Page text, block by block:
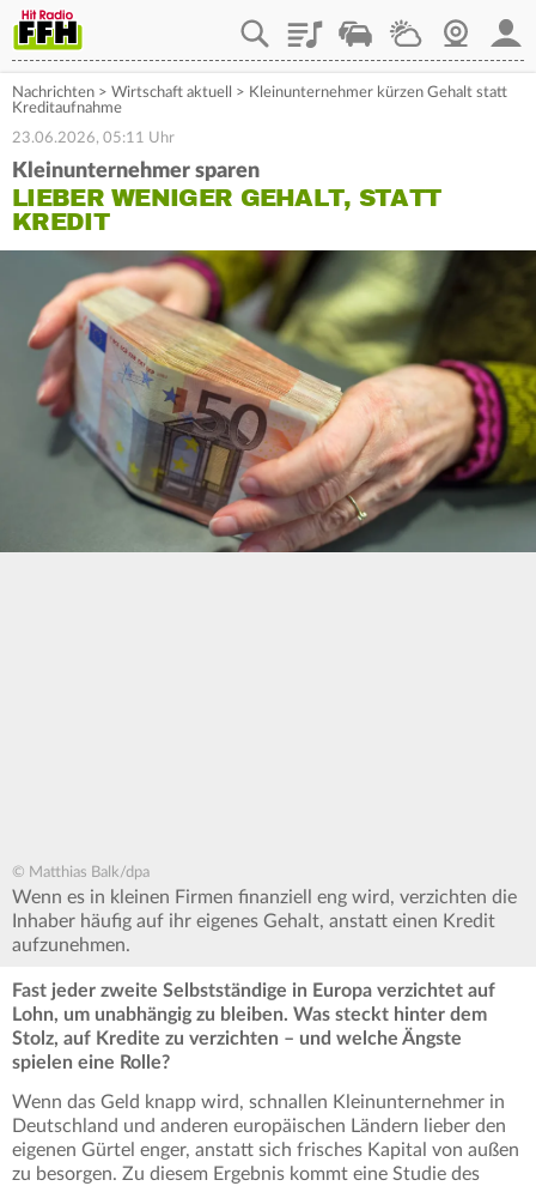
PlaylistStaupilotWetterWebcam
Nachrichten > Wirtschaft aktuell > Kleinunternehmer kürzen Gehalt statt
Kreditaufnahme
23.06.2026, 05:11 Uhr
Kleinunternehmer sparen
LIEBER WENIGER GEHALT, STATT
KREDIT
© Matthias Balk/dpa
Wenn es in kleinen Firmen finanziell eng wird, verzichten die
Inhaber häufig auf ihr eigenes Gehalt, anstatt einen Kredit
aufzunehmen.
Fast jeder zweite Selbstständige in Europa verzichtet auf
Lohn, um unabhängig zu bleiben. Was steckt hinter dem
Stolz, auf Kredite zu verzichten – und welche Ängste
spielen eine Rolle?
Wenn das Geld knapp wird, schnallen Kleinunternehmer in
Deutschland und anderen europäischen Ländern lieber den
eigenen Gürtel enger, anstatt sich frisches Kapital von außen
zu besorgen. Zu diesem Ergebnis kommt eine Studie des